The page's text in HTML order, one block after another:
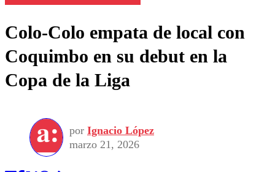
Colo-Colo empata de local con
Coquimbo en su debut en la
Copa de la Liga
por Ignacio López
marzo 21, 2026